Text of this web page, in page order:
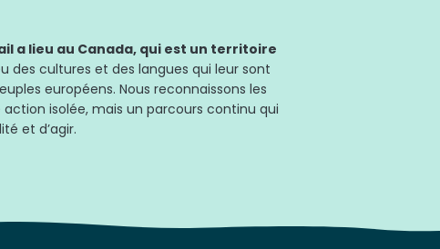
a lieu au Canada, qui est un territoire
des cultures et des langues qui leur sont
européens. Nous reconnaissons les
isolée, mais un parcours continu qui
et d’agir.